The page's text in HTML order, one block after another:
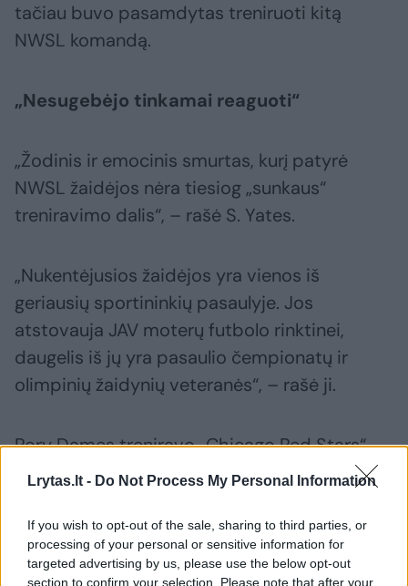
Lrytas.lt - Do Not Process My Personal Information
If you wish to opt-out of the sale, sharing to third parties, or
processing of your personal or sensitive information for
targeted advertising by us, please use the below opt-out
section to confirm your selection. Please note that after your
tačiau buvo pasamdytas treniruoti kitą
NWSL komandą.
„Nesugebėjo tinkamai reaguoti“
„Žodinis ir emocinis smurtas, kurį patyrė
NWSL žaidėjos nėra tiesiog „sunkaus“
treniravimo dalis“, – rašė S. Yates.
„Nukentėjusios žaidėjos yra vienos iš
geriausių sportininkių pasaulyje. Jos
atstovauja JAV moterų futbolo rinktinei,
daugelis iš jų yra pasaulio čempionatų ir
olimpinių žaidynių veteranės“, – rašė ji.
Rory Dames treniravo „Chicago Red Stars“
nuo NWSL pradžios iki pasitraukimo praeitų
nešvankybės, įžeidinėjimai, teigiama, kad
būta nederamų lytinių santykių su žaidėjomis